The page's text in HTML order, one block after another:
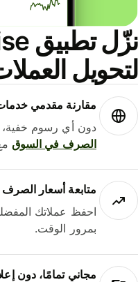
العملات
مقارنة مقدمي خدمات
دون أي رسوم خفية،
الصرف في السوقمع Wise.
متابعة أسعار الصرف
احفظ عملاتك
بمرور الوقت.
مجاني تمامًا، دون